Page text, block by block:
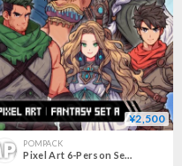
¥2,500
POMPACK
Pixel Art 6-Person Set A - Swordsman, Mage, Assassin, Fighter, Dancer, Archer- 10 Expressions & More